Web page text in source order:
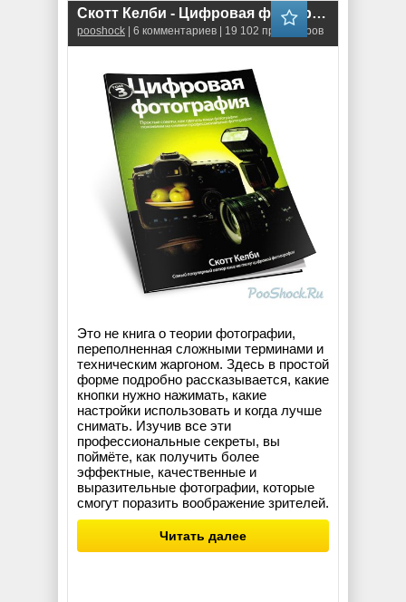
Скотт Келби - Цифровая фотография, Том 3.
pooshock | 6 комментариев | 19 102 просмотров
Это не книга о теории фотографии,
переполненная сложными терминами и
техническим жаргоном. Здесь в простой
форме подробно рассказывается, какие
кнопки нужно нажимать, какие
настройки использовать и когда лучше
снимать. Изучив все эти
профессиональные секреты, вы
поймёте, как получить более
эффектные, качественные и
выразительные фотографии, которые
смогут поразить воображение зрителей.
Читать далее